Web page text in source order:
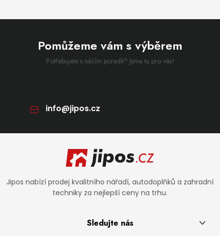
Pomůžeme vám s výběrem
Potřebujete s něčím poradit? Jsme tu pro vás!
info@jipos.cz
Zápatí
Jipos nabízí prodej kvalitního nářadí, autodoplňků a zahradní
techniky za nejlepší ceny na trhu.
Sledujte nás